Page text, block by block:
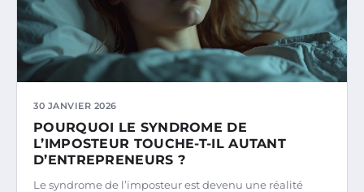
30 JANVIER 2026
POURQUOI LE SYNDROME DE
L’IMPOSTEUR TOUCHE-T-IL AUTANT
D’ENTREPRENEURS ?
Le syndrome de l’imposteur est devenu une réalité